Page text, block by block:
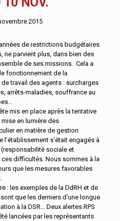
2015
de restrictions budgétaires
ne parvient plus, dans bien des
de ses missions. Cela a
fonctionnement de la
travail des agents : surcharges
arrêts-maladies, souffrance au
mis en place après la tentative
en lumière des
en matière de gestion
s’était engagés à
(responsabilité sociale et
difficultés. Nous sommes à la
que les mesures favorables
: les exemples de la DdRH et de
que les derniers d’une longue
à la DSR… Deux alertes RPS
lancées par les représentants